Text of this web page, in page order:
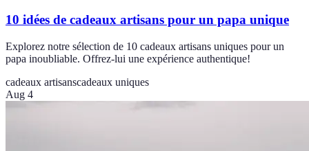
10 idées de cadeaux artisans pour un papa unique
Explorez notre sélection de 10 cadeaux artisans uniques pour un
papa inoubliable. Offrez-lui une expérience authentique!
cadeaux artisanscadeaux uniques
Aug 4